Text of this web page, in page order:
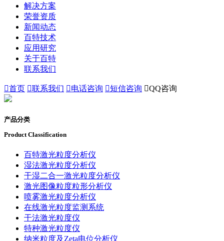
解决方案
荣誉资质
新闻动态
百特技术
应用研究
关于百特
联系我们
首页 联系我们 电话咨询 短信咨询 QQ咨询
产品分类
Product Classification
百特激光粒度分析仪
湿法激光粒度分析仪
干湿二合一激光粒度分析仪
激光图像粒度粒形分析仪
喷雾激光粒度分析仪
在线激光粒度监测系统
干法激光粒度仪
特种激光粒度仪
纳米粒度及Zeta电位分析仪